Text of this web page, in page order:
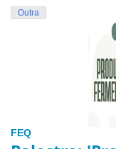
Outra
FEQ